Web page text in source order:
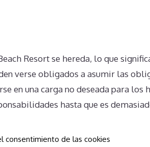
consentimiento de las cookies
Resort se hereda, lo que
verse obligados a asumir las
en una carga no deseada para los
hasta que es
en Islander Beach